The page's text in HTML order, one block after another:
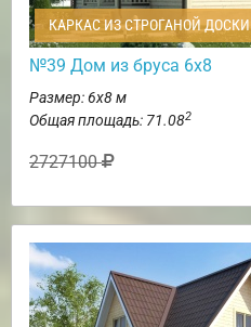
КАРКАС ИЗ СТРОГАНОЙ ДОСКИ
№39 Дом из бруса 6х8
Размер: 6х8 м
Общая площадь: 71.082
2727100